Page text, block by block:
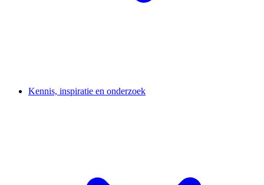
Kennis, inspiratie en onderzoek